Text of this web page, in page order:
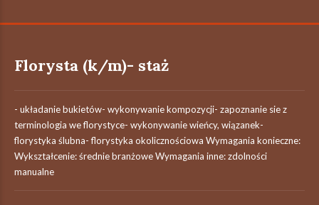
Florysta (k/m)- staż
- układanie bukietów- wykonywanie kompozycji- zapoznanie sie z
terminologia we florystyce- wykonywanie wieńcy, wiązanek-
florystyka ślubna- florystyka okolicznościowa Wymagania konieczne:
Wykształcenie: średnie branżowe Wymagania inne: zdolności
manualne